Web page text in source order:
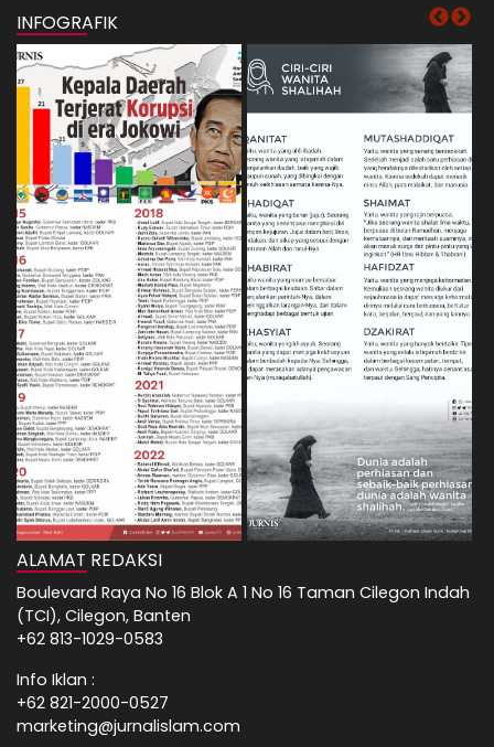
INFOGRAFIK
ALAMAT REDAKSI
Boulevard Raya No 16 Blok A 1 No 16 Taman Cilegon Indah
(TCI), Cilegon, Banten
+62 813-1029-0583
Info Iklan :
+62 821-2000-0527
marketing@jurnalislam.com